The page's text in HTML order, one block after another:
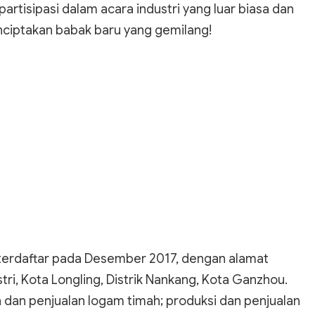
dalam acara industri yang luar biasa dan
babak baru yang gemilang!
pada Desember 2017, dengan alamat
Kota Longling, Distrik Nankang, Kota Ganzhou.
penjualan logam timah; produksi dan penjualan